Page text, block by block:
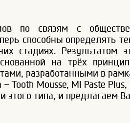
по связям с
способны определять
стадиях. Результатом
на трёх
разработанными в
Tooth Mousse, MI Paste
типа, и предлагаем